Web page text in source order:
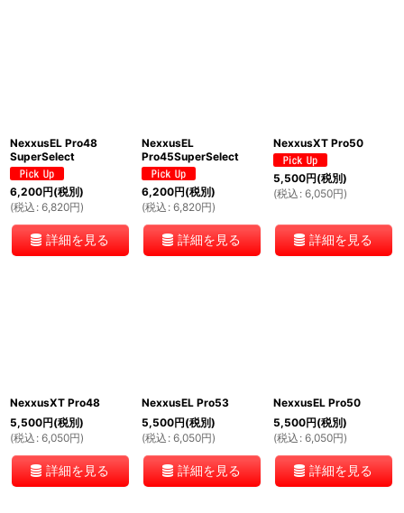
NexxusEL Pro48
SuperSelect
6,200円(税別)
(税込 : 6,820円)
詳細を見る
NexxusEL
Pro45SuperSelect
6,200円(税別)
(税込 : 6,820円)
詳細を見る
NexxusXT Pro50
5,500円(税別)
(税込 : 6,050円)
詳細を見る
NexxusXT Pro48
5,500円(税別)
(税込 : 6,050円)
詳細を見る
NexxusEL Pro53
5,500円(税別)
(税込 : 6,050円)
詳細を見る
NexxusEL Pro50
5,500円(税別)
(税込 : 6,050円)
詳細を見る